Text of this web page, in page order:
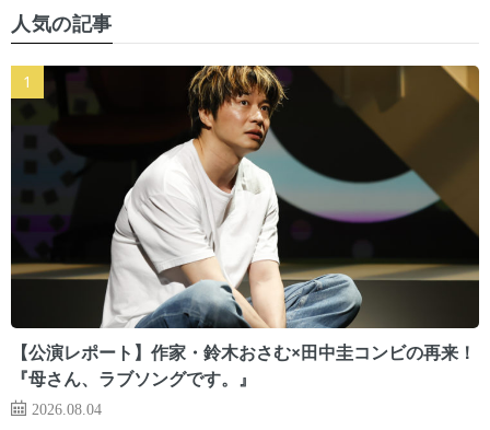
人気の記事
【公演レポート】作家・鈴木おさむ×田中圭コンビの再来！
『母さん、ラブソングです。』
2026.08.04